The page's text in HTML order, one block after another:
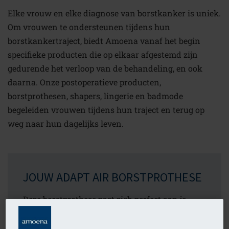
Elke vrouw en elke diagnose van borstkanker is uniek.
Om vrouwen te ondersteunen tijdens hun
borstkankertraject, biedt Amoena vanaf het begin
specifieke producten die op elkaar afgestemd zijn
gedurende het verloop van de behandeling, en ook
daarna. Onze postoperatieve producten,
borstprothesen, shapers, lingerie en badmode
begeleiden vrouwen tijdens hun traject en terug op
weg naar hun dagelijks leven.
JOUW ADAPT AIR BORSTPROTHESE
Deze borstprothese past zich perfect aan je
sluit nauw aan op je lichaam en ondersteunt zo